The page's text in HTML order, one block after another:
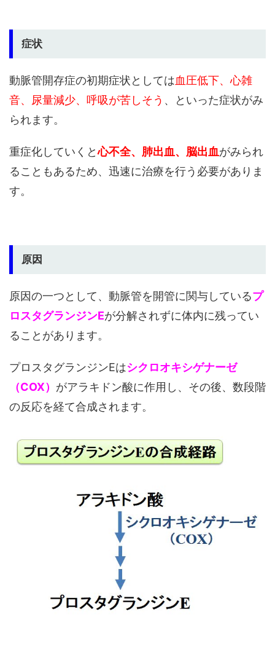
症状
動脈管開存症の初期症状としては血圧低下、心雑
音、尿量減少、呼吸が苦しそう 、といった症状がみ
られます。
重症化していくと心不全、肺出血、脳出血がみられ
ることもあるため、迅速に治療を行う必要がありま
す。
原因
原因の一つとして、動脈管を開管に関与しているプ
ロスタグランジンEが分解されずに体内に残ってい
ることがあります。
プロスタグランジンEはシクロオキシゲナーゼ
（COX） がアラキドン酸に作用し、その後、数段階
の反応を経て合成されます。